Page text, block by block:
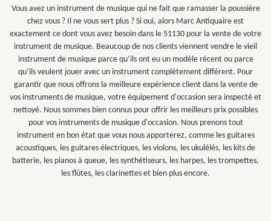
Vous avez un instrument de musique qui ne fait que ramasser la poussière
chez vous ? Il ne vous sert plus ? Si oui, alors Marc Antiquaire est
exactement ce dont vous avez besoin dans le 51130 pour la vente de votre
instrument de musique. Beaucoup de nos clients viennent vendre le vieil
instrument de musique parce qu’ils ont eu un modèle récent ou parce
qu’ils veulent jouer avec un instrument complètement différent. Pour
garantir que nous offrons la meilleure expérience client dans la vente de
vos instruments de musique, votre équipement d'occasion sera inspecté et
nettoyé. Nous sommes bien connus pour offrir les meilleurs prix possibles
pour vos instruments de musique d'occasion. Nous prenons tout
instrument en bon état que vous nous apporterez, comme les guitares
acoustiques, les guitares électriques, les violons, les ukulélés, les kits de
batterie, les pianos à queue, les synthétiseurs, les harpes, les trompettes,
les flûtes, les clarinettes et bien plus encore.